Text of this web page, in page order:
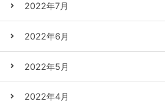
2022年7月
2022年6月
2022年5月
2022年4月